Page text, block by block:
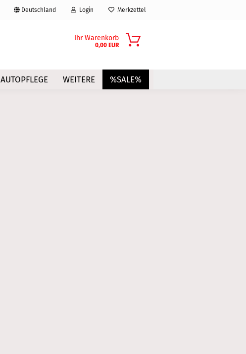
Deutschland Login Merkzettel
Ihr Warenkorb
0,00 EUR
AUTOPFLEGE %SALE%
WEITERE